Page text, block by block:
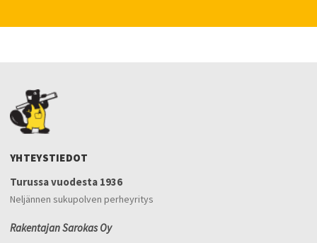
YHTEYSTIEDOT
Turussa vuodesta 1936
Neljännen sukupolven perheyritys
Rakentajan Sarokas Oy